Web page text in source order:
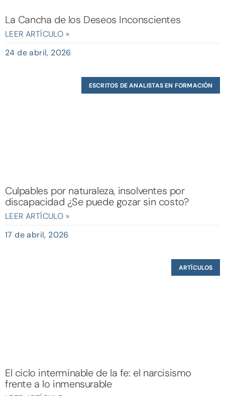
La Cancha de los Deseos Inconscientes
LEER ARTÍCULO »
24 de abril, 2026
ESCRITOS DE ANALISTAS EN FORMACIÓN
Culpables por naturaleza, insolventes por
discapacidad ¿Se puede gozar sin costo?
LEER ARTÍCULO »
17 de abril, 2026
ARTÍCULOS
El ciclo interminable de la fe: el narcisismo
frente a lo inmensurable